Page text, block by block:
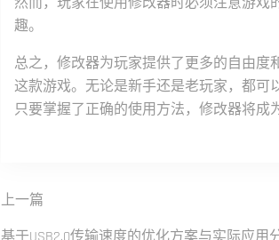
趣。
总之，修改器为玩家提供了更多的自由度
这款游戏。无论是新手还是老玩家，都可
只要掌握了正确的使用方法，修改器将成
上一篇